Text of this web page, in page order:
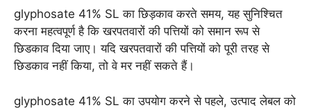
glyphosate 41% SL का छिड़काव करते समय, यह सुनिश्चित
करना महत्वपूर्ण है कि खरपतवारों की पत्तियों को समान रूप से
छिडकाव दिया जाए। यदि खरपतवारों की पत्तियों को पूरी तरह से
छिडकाव नहीं किया, तो वे मर नहीं सकते हैं।
glyphosate 41% SL का उपयोग करने से पहले, उत्पाद लेबल को